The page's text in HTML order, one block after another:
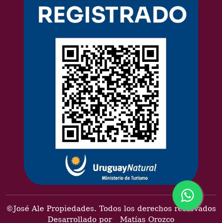
©José Ale Propiedades. Todos los derechos reservados
Desarrollado por
Matías Orozco